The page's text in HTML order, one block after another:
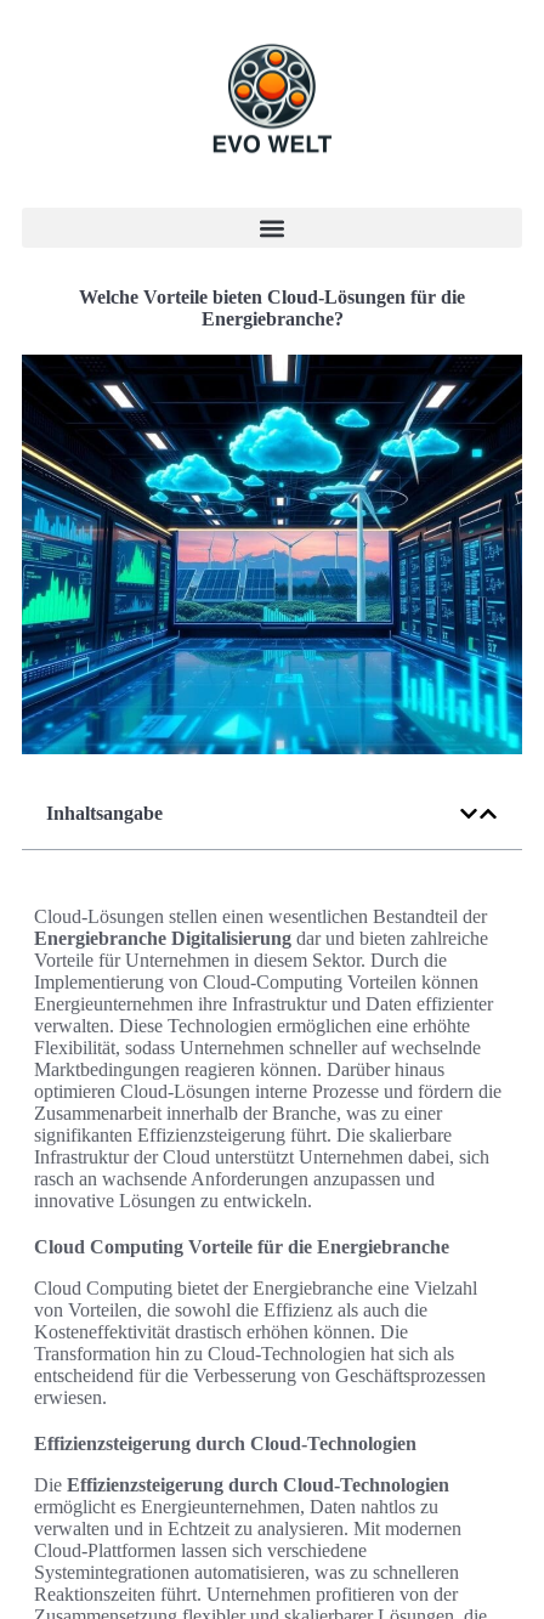
Welche Vorteile bieten Cloud-Lösungen für die
Energiebranche?
Inhaltsangabe
Cloud-Lösungen stellen einen wesentlichen Bestandteil der
Energiebranche Digitalisierung dar und bieten zahlreiche
Vorteile für Unternehmen in diesem Sektor. Durch die
Implementierung von Cloud-Computing Vorteilen können
Energieunternehmen ihre Infrastruktur und Daten effizienter
verwalten. Diese Technologien ermöglichen eine erhöhte
Flexibilität, sodass Unternehmen schneller auf wechselnde
Marktbedingungen reagieren können. Darüber hinaus
optimieren Cloud-Lösungen interne Prozesse und fördern die
Zusammenarbeit innerhalb der Branche, was zu einer
signifikanten Effizienzsteigerung führt. Die skalierbare
Infrastruktur der Cloud unterstützt Unternehmen dabei, sich
rasch an wachsende Anforderungen anzupassen und
innovative Lösungen zu entwickeln.
Cloud Computing Vorteile für die Energiebranche
Cloud Computing bietet der Energiebranche eine Vielzahl
von Vorteilen, die sowohl die Effizienz als auch die
Kosteneffektivität drastisch erhöhen können. Die
Transformation hin zu Cloud-Technologien hat sich als
entscheidend für die Verbesserung von Geschäftsprozessen
erwiesen.
Effizienzsteigerung durch Cloud-Technologien
Die Effizienzsteigerung durch Cloud-Technologien
ermöglicht es Energieunternehmen, Daten nahtlos zu
verwalten und in Echtzeit zu analysieren. Mit modernen
Cloud-Plattformen lassen sich verschiedene
Systemintegrationen automatisieren, was zu schnelleren
Reaktionszeiten führt. Unternehmen profitieren von der